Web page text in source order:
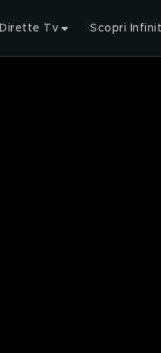
Dirette Tv Scopri